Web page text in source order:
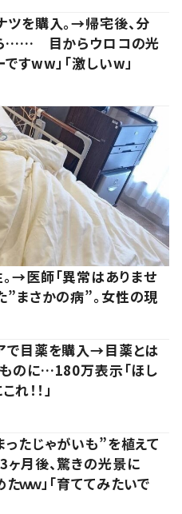
ツを購入。→帰宅後、分
ら…… 目からウロコの光
すww」「激しいw」
→医師「異常はありませ
”まさかの病”。女性の現
で目薬を購入→目薬とは
のに…180万表示「ほし
れ！！」
たじゃがいも”を植えて
月後、驚きの光景に
ｗｗ」「育ててみたいで